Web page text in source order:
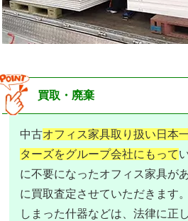
買取・廃棄
中古オフィス家具取り扱い日本
ターズをグループ会社にもって
に不要になったオフィス家具が
に買取査定させていただきます
しまった什器などは、法律に正